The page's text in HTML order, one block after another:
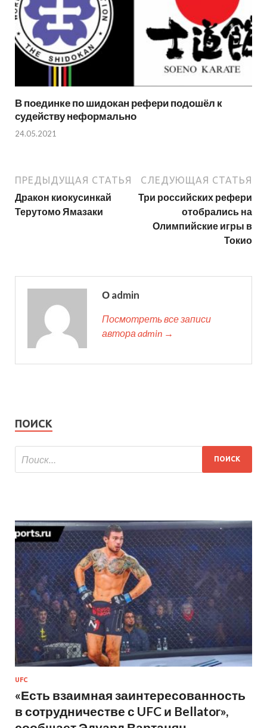
В поединке по шидокан рефери подошёл к
судейству неформально
24.05.2021
ПРЕДЫДУЩАЯ СТАТЬЯ
Дракон киокусинкай
Терутомо Ямазаки
СЛЕДУЮЩАЯ СТАТЬЯ
Три российских рефери
отобрались на
Олимпийские игры в
Токио
О admin
Посмотреть все записи
автора admin →
ПОИСК
UFC
«Есть взаимная заинтересованность
в сотрудничестве с UFC и Bellator»,